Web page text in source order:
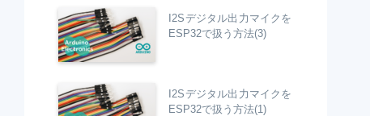
I2Sデジタル出力マイクを
ESP32で扱う方法(3)
I2Sデジタル出力マイクを
ESP32で扱う方法(1)